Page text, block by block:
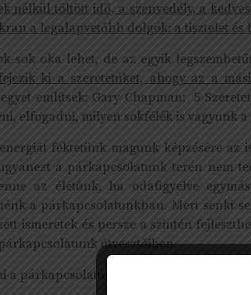
nélkül töltött idő, a szenvedély, a
a legalapvetőbb dolgok: a tisztelet és
sok oka lehet, de az egyik
ki a szeretetüket, ahogy az a
említsek: Gary Chapman: 5
elfogadni, milyen sokfélék is vagyunk a
fektetünk magunk képzésére az
a párkapcsolatunk terén nem
az életünk, ha odafigyelve
a párkapcsolatunkban. Mert senki
ismeretek és persze a szintén
útvesztőiben.
a párkapcsolatunkkal, energiát, és időt